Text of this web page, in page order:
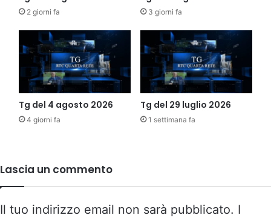
2 giorni fa 3 giorni fa
Tg del 4 agosto 2026
4 giorni fa
Tg del 29 luglio 2026
1 settimana fa
Lascia un commento
Il tuo indirizzo email non sarà pubblicato. I